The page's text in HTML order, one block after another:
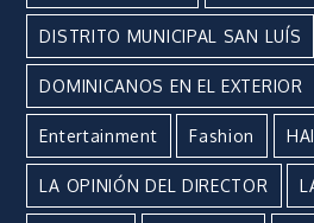
DISTRITO MUNICIPAL SAN LUÍS
DOMINICANOS EN EL EXTERIOR
Entertainment Fashion
LA OPINIÓN DEL DIRECTOR